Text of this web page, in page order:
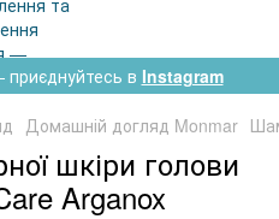
приєднуйтесь в Instagram
Домашній догляд Monmar
шкіри голови
Arganox